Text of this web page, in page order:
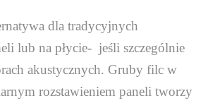
dla tradycyjnych
lub na płycie- jeśli szczególnie
akustycznych. Gruby filc w
rozstawieniem paneli tworzy